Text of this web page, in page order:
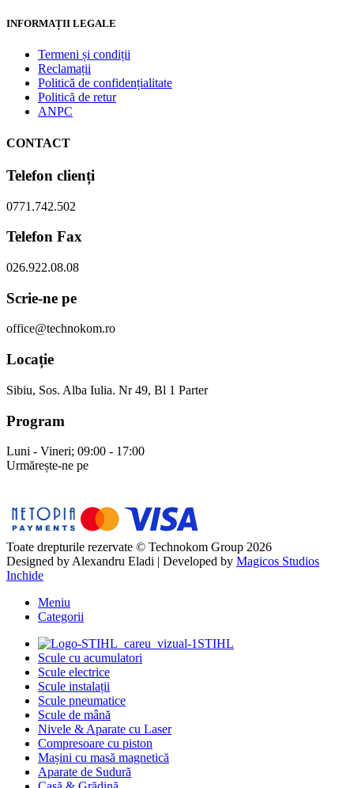
INFORMAȚII LEGALE
Termeni și condiții
Reclamații
Politică de confidențialitate
Politică de retur
ANPC
CONTACT
Telefon clienți
0771.742.502
Telefon Fax
026.922.08.08
Scrie-ne pe
office@technokom.ro
Locație
Sibiu, Sos. Alba Iulia. Nr 49, Bl 1 Parter
Program
Luni - Vineri; 09:00 - 17:00
Urmărește-ne pe
Toate drepturile rezervate © Technokom Group 2026
Designed by Alexandru Eladi | Developed by Magicos Studios
Inchide
Meniu
Categorii
STIHL
Scule cu acumulatori
Scule electrice
Scule instalații
Scule pneumatice
Scule de mână
Nivele & Aparate cu Laser
Compresoare cu piston
Mașini cu masă magnetică
Aparate de Sudură